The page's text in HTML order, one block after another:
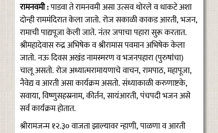
रामनवमी :पाडवा ते रामनवमी असा उत्सव थोरले व धाकटे अशा
दोन्ही राममंदिरात केला जातो. रोज सकाळी काकड आरती, भजन,
रामाची पाद्यपूजा केली जाते. नंतर जपाचा पहारा सुरू करतात.
श्रीमहादेवास रुद्र अभिषेक व श्रीरामास पवमान अभिषेक केला
जातो. नऊ दिवस अखंड नामस्मरण व भजनपहारा (पुरुषांचा)
चालू असतो. रोज अध्यात्मरामायणाचे वाचन, रामपाठ, महापूजा,
नैवेद्य व आरती असा कार्यक्रम असतो. संध्याकाळी करुणाष्टके,
सवाया, विष्णुसहस्रनाम, कीर्तन, सायंआरती, पंचपदी भजन असे
सर्व कार्यक्रम होतात.
श्रीरामजन्म १२.३० वाजता झाल्यावर न्हाणी, पाळणा व आरती